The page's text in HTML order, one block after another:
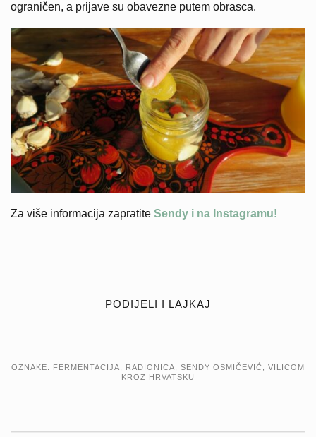
ograničen, a prijave su obavezne putem obrasca.
Za više informacija zapratite Sendy i na Instagramu!
PODIJELI I LAJKAJ
OZNAKE: FERMENTACIJA RADIONICA SENDY OSMIČEVIĆ
VILICOM
KROZ HRVATSKU